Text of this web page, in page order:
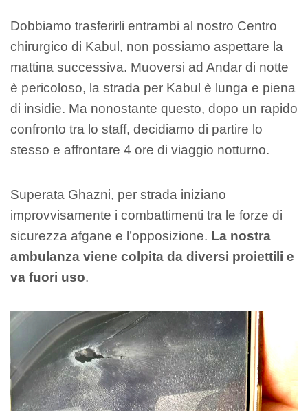
Dobbiamo trasferirli entrambi al nostro Centro
chirurgico di Kabul, non possiamo aspettare la
mattina successiva. Muoversi ad Andar di notte
è pericoloso, la strada per Kabul è lunga e piena
di insidie. Ma nonostante questo, dopo un rapido
confronto tra lo staff, decidiamo di partire lo
stesso e affrontare 4 ore di viaggio notturno.
Superata Ghazni, per strada iniziano
improvvisamente i combattimenti tra le forze di
sicurezza afgane e l’opposizione. La nostra
ambulanza viene colpita da diversi proiettili e
va fuori uso.